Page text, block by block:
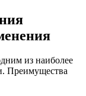
из наиболее
Преимущества